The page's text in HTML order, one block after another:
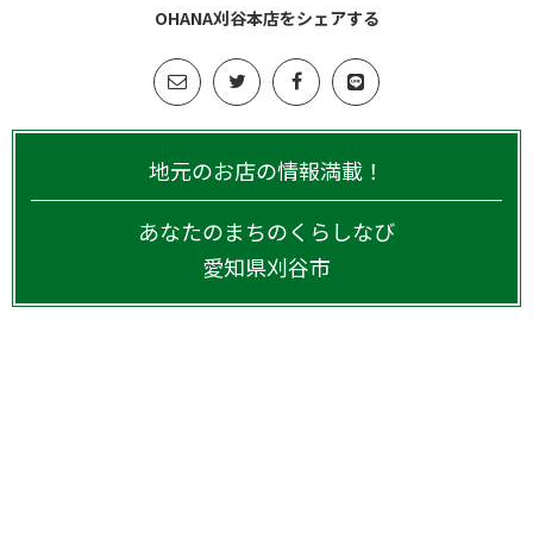
OHANA刈谷本店をシェアする
地元のお店の情報満載！
あなたのまちのくらしなび
愛知県刈谷市